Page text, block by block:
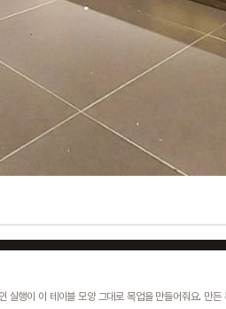
실행이 이 테이블 모양 그대로 목업을 만들어줘요. 만